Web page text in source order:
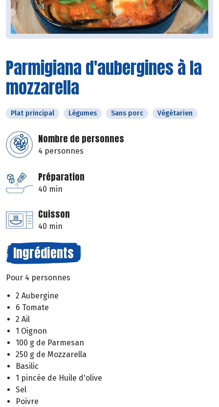
Parmigiana d'aubergines à la
mozzarella
Plat principal Légumes Sans porc Végétarien
Nombre de personnes
4 personnes
Préparation
40 min
Cuisson
40 min
Ingrédients
Pour 4 personnes
2 Aubergine
6 Tomate
2 Ail
1 Oignon
100 g de Parmesan
250 g de Mozzarella
Basilic
1 pincée de Huile d'olive
Sel
Poivre